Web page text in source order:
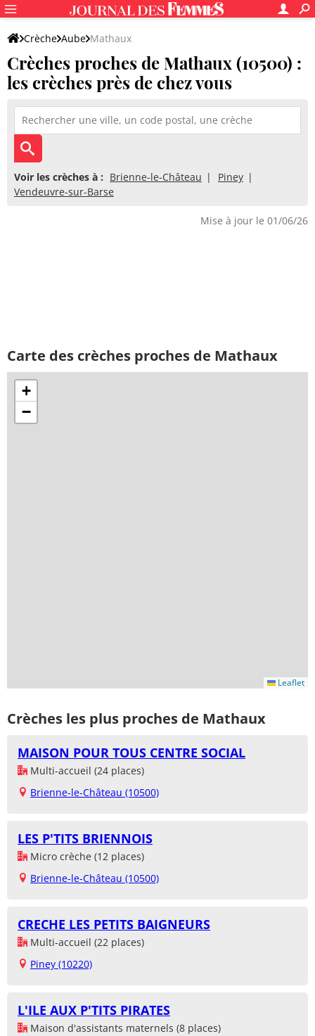
Crèche Aube Mathaux
Crèches proches de Mathaux (10500) :
les crèches près de chez vous
Voir les crèches à : Brienne-le-Château
Piney
Vendeuvre-sur-Barse
Mise à jour le 01/06/26
Carte des crèches proches de Mathaux
+
−
Leaflet
Crèches les plus proches de Mathaux
MAISON POUR TOUS CENTRE SOCIAL
Multi-accueil (24 places)
Brienne-le-Château (10500)
LES P'TITS BRIENNOIS
Micro crèche (12 places)
Brienne-le-Château (10500)
CRECHE LES PETITS BAIGNEURS
Multi-accueil (22 places)
Piney (10220)
L'ILE AUX P'TITS PIRATES
Maison d'assistants maternels (8 places)